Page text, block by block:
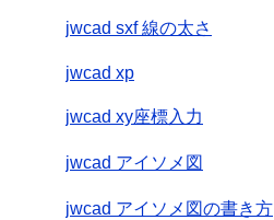
jwcad sxf 線の太さ
jwcad xp
jwcad xy座標入力
jwcad アイソメ図
jwcad アイソメ図の書き方